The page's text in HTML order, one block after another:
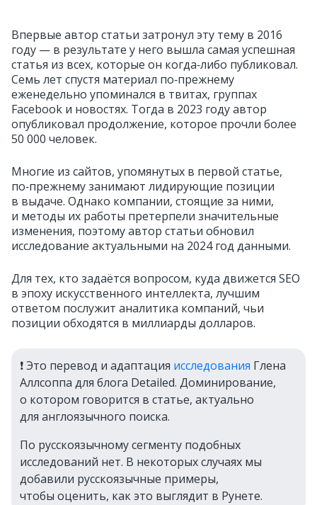
Впервые автор статьи затронул эту тему в 2016
году — в результате у него вышла самая успешная
статья из всех, которые он когда‑либо публиковал.
Семь лет спустя материал по‑прежнему
еженедельно упоминался в твитах, группах
Facebook и новостях. Тогда в 2023 году автор
опубликовал продолжение, которое прочли более
50 000 человек.
Многие из сайтов, упомянутых в первой статье,
по‑прежнему занимают лидирующие позиции
в выдаче. Однако компании, стоящие за ними,
и методы их работы претерпели значительные
изменения, поэтому автор статьи обновил
исследование актуальными на 2024 год данными.
Для тех, кто задаётся вопросом, куда движется SEO
в эпоху искусственного интеллекта, лучшим
ответом послужит аналитика компаний, чьи
позиции обходятся в миллиарды долларов.
❗️ Это перевод и адаптация исследования Глена
Аллсоппа для блога Detailed. Доминирование,
о котором говорится в статье, актуально
для англоязычного поиска.
По русскоязычному сегменту подобных
исследований нет. В некоторых случаях мы
добавили русскоязычные примеры,
чтобы оценить, как это выглядит в Рунете.